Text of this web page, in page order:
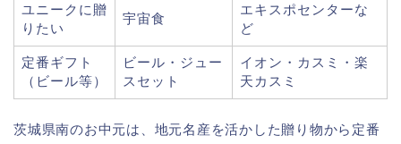
ユニークに贈
りたい
宇宙食
エキスポセンターな
ど
定番ギフト
（ビール等）
ビール・ジュー
スセット
イオン・カスミ・楽
天カスミ
茨城県南のお中元は、地元名産を活かした贈り物から定番